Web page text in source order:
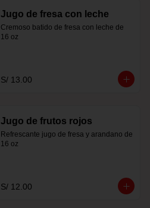
Jugo de fresa con leche
Cremoso batido de fresa con leche de
16 oz
S/ 13.00
Jugo de frutos rojos
Refrescante jugo de fresa y arandano de
16 oz
S/ 12.00